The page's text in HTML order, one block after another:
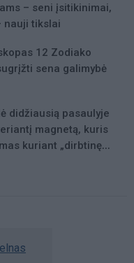
– seni įsitikinimai,
nauji tikslai
12 Zodiako
sena galimybė
didžiausią pasaulyje
magnetą, kuris
kuriant „dirbtinę